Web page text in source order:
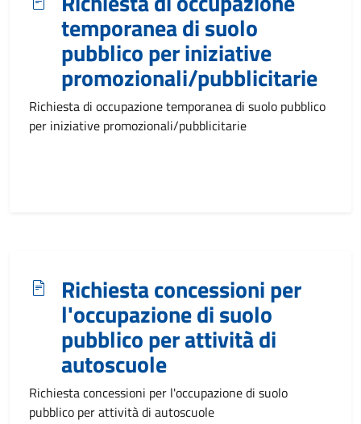
temporanea di suolo
pubblico per iniziative
promozionali/pubblicitarie
Richiesta di occupazione temporanea di suolo pubblico
per iniziative promozionali/pubblicitarie
Richiesta concessioni per
l'occupazione di suolo
pubblico per attività di
autoscuole
Richiesta concessioni per l'occupazione di suolo
pubblico per attività di autoscuole